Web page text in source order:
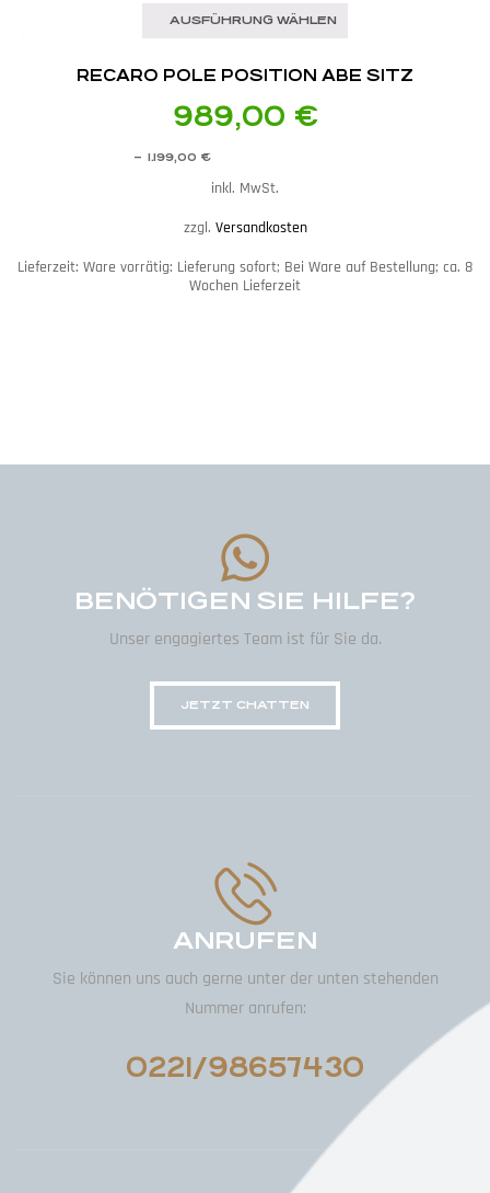
AUSFÜHRUNG WÄHLEN
RECARO POLE POSITION ABE SITZ
989,00 €
– 1.199,00 €
inkl. MwSt.
zzgl. Versandkosten
Lieferzeit: Ware vorrätig: Lieferung sofort; Bei Ware auf Bestellung; ca. 8
Wochen Lieferzeit
BENÖTIGEN SIE HILFE?
Unser engagiertes Team ist für Sie da.
JETZT CHATTEN
ANRUFEN
Sie können uns auch gerne unter der unten stehenden
Nummer anrufen:
0221/98657430